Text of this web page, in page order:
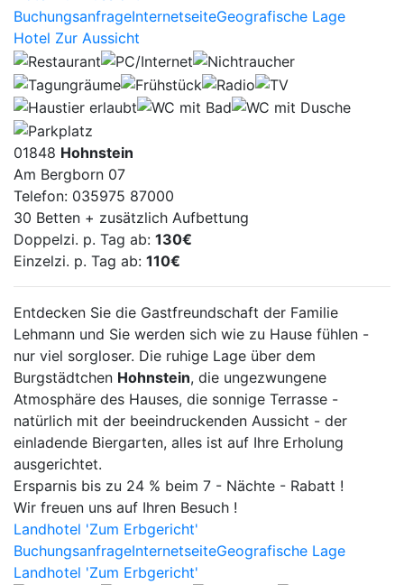
veranlasst, eine Darstellung der
entsprechenden Facebook-Komponente
von Facebook herunterzuladen. Eine
Gesamtübersicht über alle Facebook-Plug-
Ins kann unter
https://developers.facebook.com/docs/plugins/?
locale=de_DE abgerufen werden. Im
Rahmen dieses technischen Verfahrens
erhält Facebook Kenntnis darüber, welche
konkrete Unterseite unserer Internetseite
durch die betroffene Person besucht wird.
Sofern die betroffene Person gleichzeitig
Facebook mit jedem Aufruf unserer
Internetseite durch die betroffene Person
und während der gesamten Dauer des
jeweiligen Aufenthaltes auf unserer
Internetseite, welche konkrete Unterseite
unserer Internetseite die betroffene Person
besucht. Diese Informationen werden
durch die Facebook-Komponente
gesammelt und durch Facebook dem
jeweiligen Facebook-Account der
betroffenen Person zugeordnet. Betätigt
die betroffene Person einen der auf
unserer Internetseite integrierten
BuchungsanfrageInternetseiteGeografische Lage
Hotel Zur Aussicht
01848 Hohnstein
Am Bergborn 07
Telefon: 035975 87000
30 Betten + zusätzlich Aufbettung
Doppelzi. p. Tag ab: 130€
Einzelzi. p. Tag ab: 110€
Entdecken Sie die Gastfreundschaft der Familie
Lehmann und Sie werden sich wie zu Hause fühlen -
nur viel sorgloser. Die ruhige Lage über dem
Burgstädtchen Hohnstein, die ungezwungene
Atmosphäre des Hauses, die sonnige Terrasse -
natürlich mit der beeindruckenden Aussicht - der
einladende Biergarten, alles ist auf Ihre Erholung
ausgerichtet.
Ersparnis bis zu 24 % beim 7 - Nächte - Rabatt !
Wir freuen uns auf Ihren Besuch !
Landhotel 'Zum Erbgericht'
BuchungsanfrageInternetseiteGeografische Lage
Landhotel 'Zum Erbgericht'